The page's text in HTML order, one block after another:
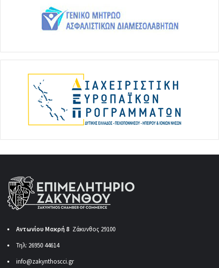
Αντωνίου Μακρή 8 Ζάκυνθος 29100
Τηλ: 26950 44614
info@zakynthoscci.gr